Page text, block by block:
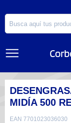
MIDÍA 500
EAN 7701023036030